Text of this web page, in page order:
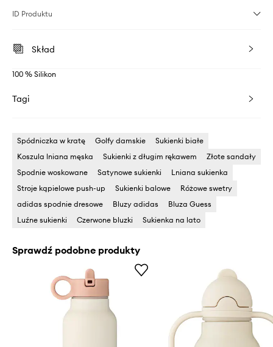
ID Produktu
Skład
100 % Silikon
Tagi
Spódniczka w kratę Golfy damskie
Sukienki białe
Koszula lniana męska
Sukienki z długim rękawem
Złote sandały
Spodnie woskowane
Satynowe sukienki
Lniana sukienka
Stroje kąpielowe push-up
Sukienki balowe
Różowe swetry
adidas spodnie dresowe
Bluzy adidas
Bluza Guess
Luźne sukienki
Czerwone bluzki Sukienka na lato
Sprawdź podobne produkty